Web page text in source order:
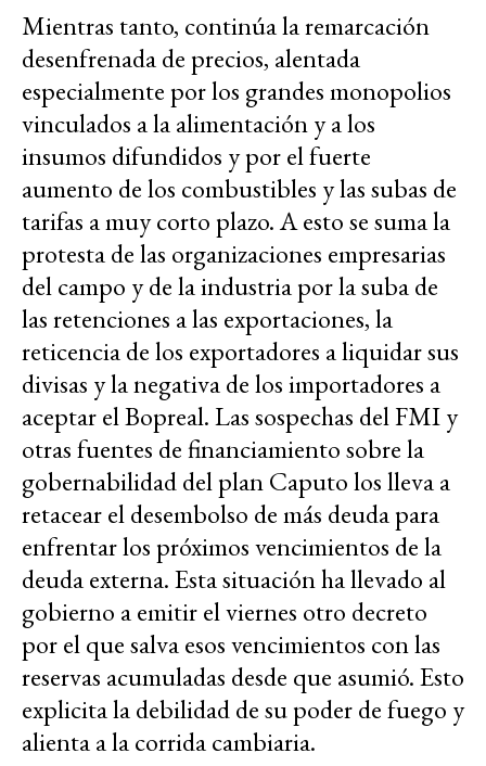
Mientras tanto, continúa la remarcación
desenfrenada de precios, alentada
especialmente por los grandes monopolios
vinculados a la alimentación y a los
insumos difundidos y por el fuerte
aumento de los combustibles y las subas de
tarifas a muy corto plazo. A esto se suma la
protesta de las organizaciones empresarias
del campo y de la industria por la suba de
las retenciones a las exportaciones, la
reticencia de los exportadores a liquidar sus
divisas y la negativa de los importadores a
aceptar el Bopreal. Las sospechas del FMI y
otras fuentes de financiamiento sobre la
gobernabilidad del plan Caputo los lleva a
retacear el desembolso de más deuda para
enfrentar los próximos vencimientos de la
deuda externa. Esta situación ha llevado al
gobierno a emitir el viernes otro decreto
por el que salva esos vencimientos con las
reservas acumuladas desde que asumió. Esto
explicita la debilidad de su poder de fuego y
alienta a la corrida cambiaria.